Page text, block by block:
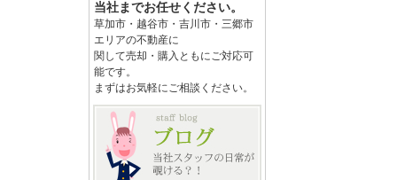
当社までお任せください。
草加市・越谷市・吉川市・三郷市
エリアの不動産に
関して売却・購入ともにご対応可
能です。
まずはお気軽にご相談ください。